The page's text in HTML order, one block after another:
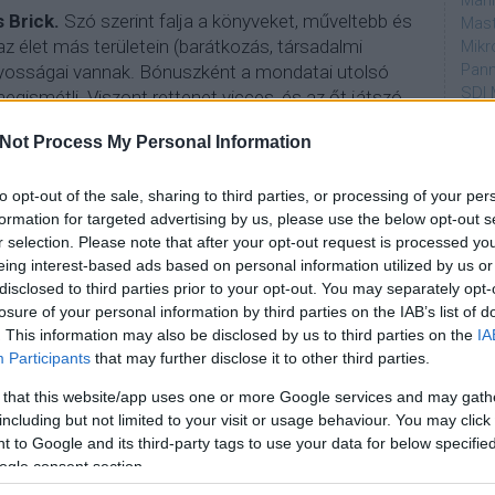
Process My Personal Information
opt-out of the sale, sharing to third parties, or processing of your
for targeted advertising by us, please use the below opt-out
selection. Please note that after your opt-out request is processed
interest-based ads based on personal information utilized by us
to third parties prior to your opt-out. You may separately
of your personal information by third parties on the IAB’s list of
This information may also be disclosed by us to third parties on the
Participants that may further disclose it to other third parties.
that this website/app uses one or more Google services and may
but not limited to your visit or usage behaviour. You may
to Google and its third-party tags to use your data for below
consent section.
Brick. Szó szerint falja a könyveket, műveltebb és
élet más területein (barátkozás, társadalmi
vannak. Bónuszként a mondatai utolsó
Viszont rettenet vicces, és az őt játszó
a figurát.
a lerobbant családi házban. A következő két
SDI
AMC